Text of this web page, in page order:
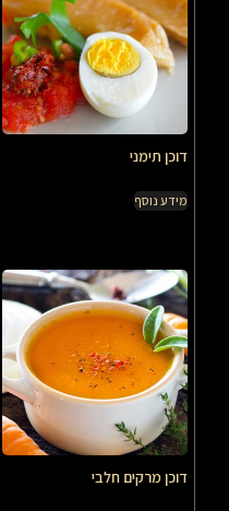
דוכן תימני
מידע נוסף
דוכן מרקים חלבי